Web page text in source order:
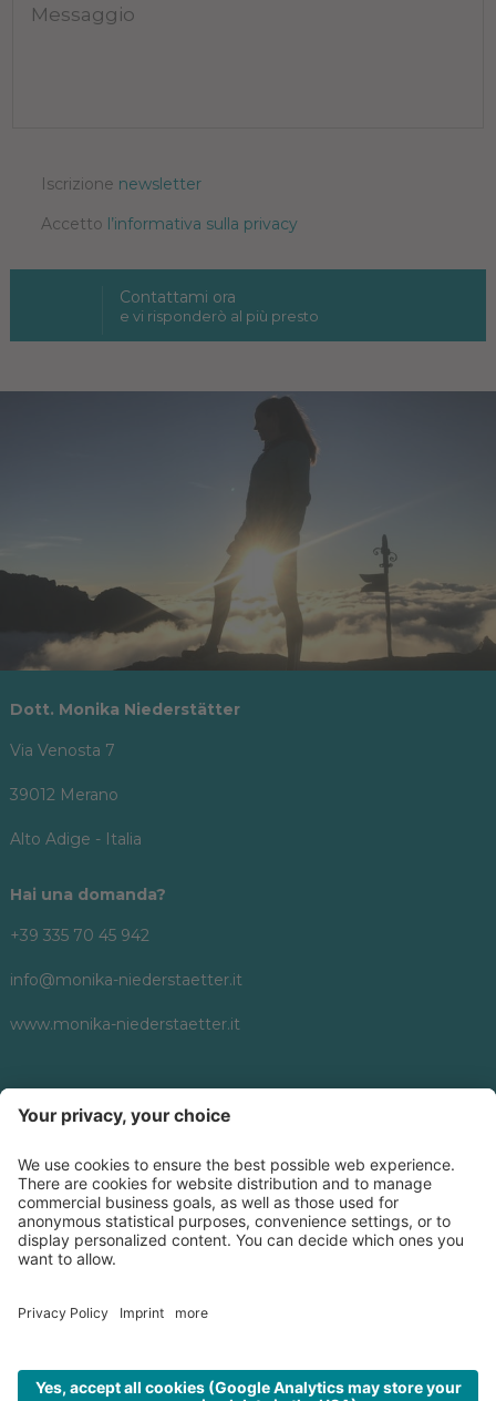
Iscrizione newsletter
Accetto l’informativa sulla privacy
Contattami ora
e vi risponderò al più presto
Dott. Monika Niederstätter
Via Venosta 7
39012 Merano
Alto Adige - Italia
Hai una domanda?
+39 335 70 45 942
info@monika-niederstaetter.it
www.monika-niederstaetter.it
Follow us on
Credits Informativa privacy